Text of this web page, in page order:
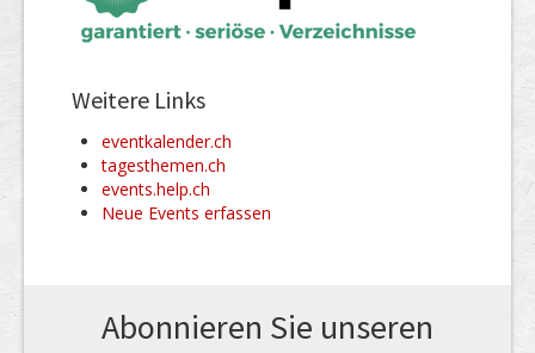
Weitere Links
eventkalender.ch
tagesthemen.ch
events.help.ch
Neue Events erfassen
Abonnieren Sie unseren